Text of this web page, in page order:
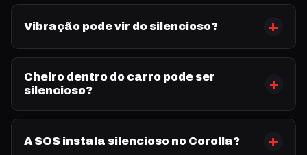
Vibração pode vir do silencioso?
Cheiro dentro do carro pode ser
silencioso?
A SOS instala silencioso no Corolla?